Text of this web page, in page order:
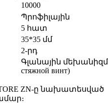
10000
Պրոֆիլային
5 հատ
35*35 մմ
2-րդ
Գլանային մեխանիզմ,
стяжной винт)
ZN-ը նախատեսված